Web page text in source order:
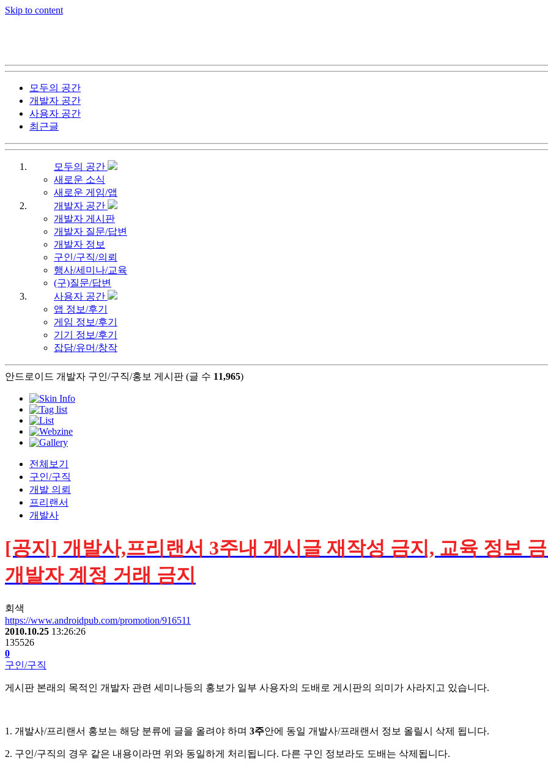
Skip to content
모두의 공간
개발자 공간
사용자 공간
최근글
모두의 공간
새로운 소식
새로운 게임/앱
개발자 공간
개발자 게시판
개발자 질문/답변
개발자 정보
구인/구직/의뢰
행사/세미나/교육
(구)질문/답변
사용자 공간
앱 정보/후기
게임 정보/후기
기기 정보/후기
잡담/유머/창작
안드로이드 개발자 구인/구직/홍보 게시판 (글 수 11,965)
전체보기
구인/구직
개발 의뢰
프리랜서
개발사
[공지] 개발사,프리랜서 3주내 게시글 재작성 금지, 교육 정보
개발자 계정 거래 금지
회색
https://www.androidpub.com/promotion/916511
2010.10.25 13:26:26
135526
0
구인/구직
게시판 본래의 목적인 개발자 관련 세미나등의 홍보가 일부 사용자의 도배로 게시판의 의미가 사라지고 있습니다.
1. 개발사/프리랜서 홍보는 해당 분류에 글을 올려야 하며 3주안에 동일 개발사/프래랜서 정보 올릴시 삭제 됩니다.
2. 구인/구직의 경우 같은 내용이라면 위와 동일하게 처리됩니다. 다른 구인 정보라도 도배는 삭제됩니다.